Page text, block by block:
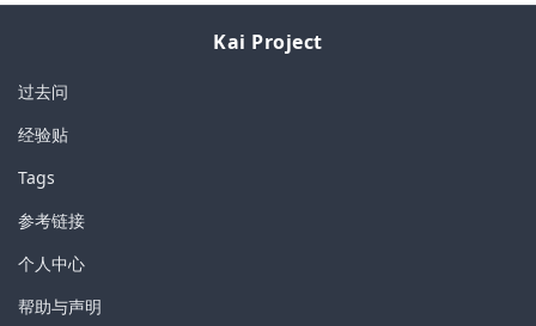
Kai Project
过去问
经验贴
Tags
参考链接
个人中心
帮助与声明